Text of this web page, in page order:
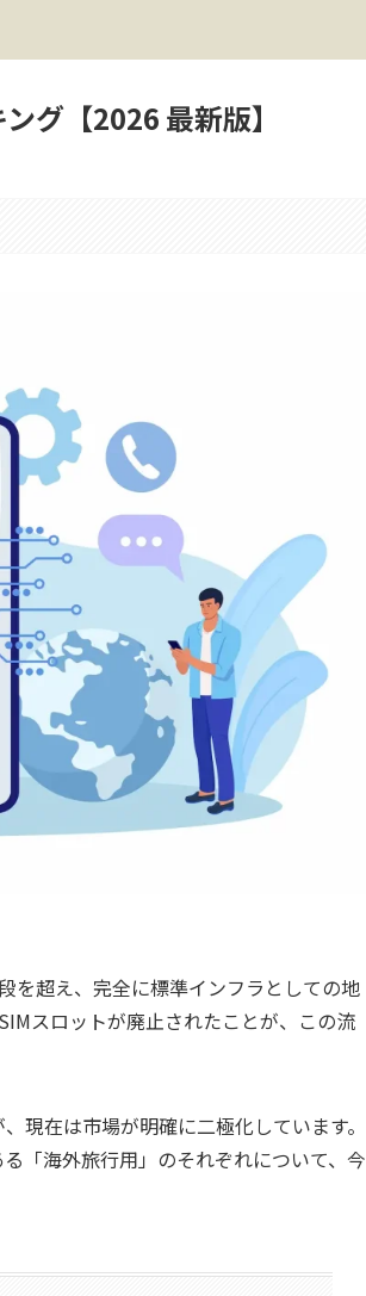
グ【2026 最新版】
を超え、完全に標準インフラとしての地
スロットが廃止されたことが、この流
現在は市場が明確に二極化しています。
「海外旅行用」のそれぞれについて、今